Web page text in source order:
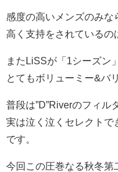
感度の高いメンズのみな
高く支持をされているの
またLiSSが「1シーズン
とてもボリューミー&バ
普段は”D”Riverのフィル
実は泣く泣くセレクトで
です。
今回この圧巻なる秋冬第